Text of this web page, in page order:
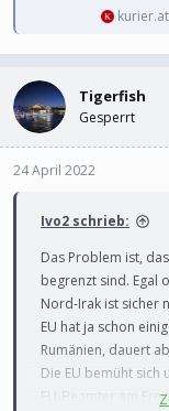
kurier.at
Tigerfish
Gesperrt
24 April 2022
Ivo2 schrieb:
Das Problem ist,
begrenzt sind. Egal
Nord-Irak ist sicher
EU hat ja schon
Rumänien, dauert
Die EU bemüht sich
EU-Beamter am